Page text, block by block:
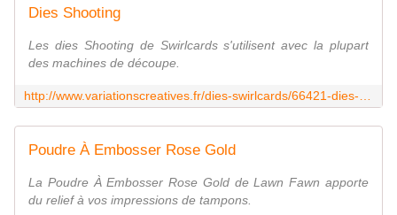
Dies Shooting
Les dies Shooting de Swirlcards s'utilisent avec la plupart
des machines de découpe.
Poudre À Embosser Rose Gold
La Poudre À Embosser Rose Gold de Lawn Fawn apporte
du relief à vos impressions de tampons.